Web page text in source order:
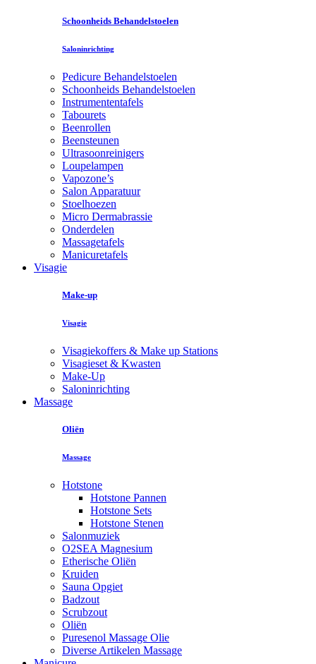
Schoonheids Behandelstoelen
Saloninrichting
Pedicure Behandelstoelen
Schoonheids Behandelstoelen
Instrumententafels
Tabourets
Beenrollen
Beensteunen
Ultrasoonreinigers
Loupelampen
Vapozone’s
Salon Apparatuur
Stoelhoezen
Micro Dermabrassie
Onderdelen
Massagetafels
Manicuretafels
Visagie
Make-up
Visagie
Visagiekoffers & Make up Stations
Visagieset & Kwasten
Make-Up
Saloninrichting
Massage
Oliën
Massage
Hotstone
Hotstone Pannen
Hotstone Sets
Hotstone Stenen
Salonmuziek
O2SEA Magnesium
Etherische Oliën
Kruiden
Sauna Opgiet
Badzout
Scrubzout
Oliën
Puresenol Massage Olie
Diverse Artikelen Massage